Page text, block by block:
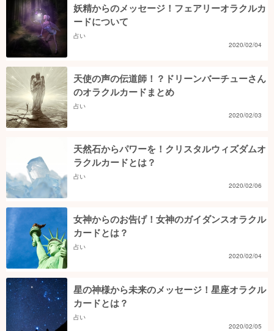
妖精からのメッセージ！フェアリーオラクルカ
ードについて
占い
2020/02/04
天使の声の伝道師！？ドリーンバーチューさん
のオラクルカードまとめ
占い
2020/02/03
天然石からパワーを！クリスタルウィズダムオ
ラクルカードとは？
占い
2020/02/06
女神からのお告げ！女神のガイダンスオラクル
カードとは？
占い
2020/02/04
星の神様から未来のメッセージ！星座オラクル
カードとは？
占い
2020/02/05